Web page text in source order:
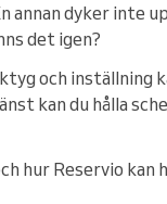
annan dyker inte
det igen?
och inställning
kan du hålla
hur Reservio kan